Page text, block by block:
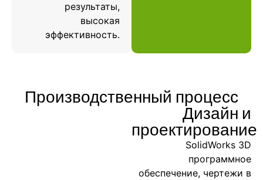
результаты,
высокая
эффективность.
Производственный процесс
Дизайн и
проектирование
SolidWorks 3D
программное
обеспечение, чертежи в